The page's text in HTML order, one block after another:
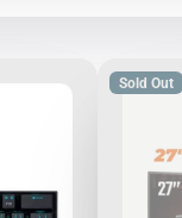
Sold Out